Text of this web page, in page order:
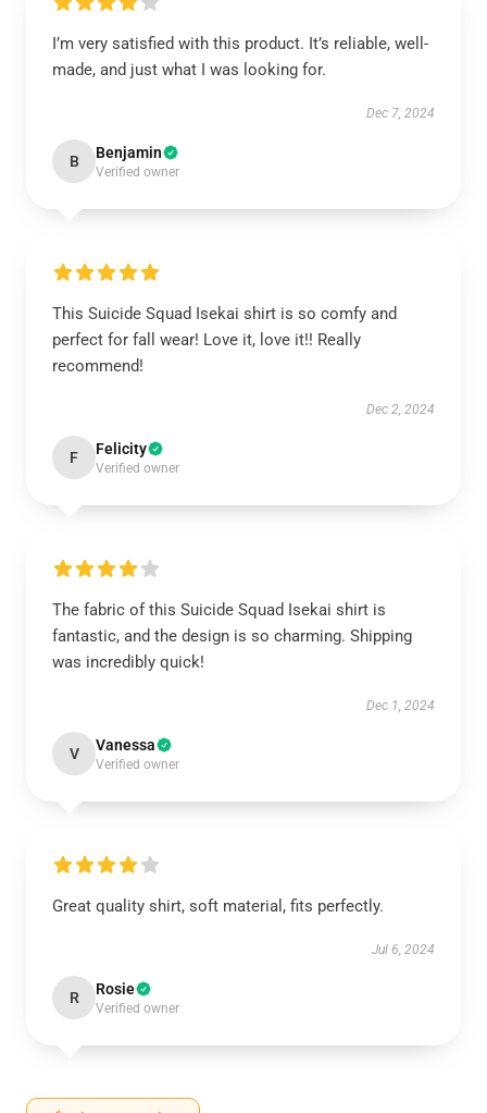
I’m very satisfied with this product. It’s reliable, well-
made, and just what I was looking for.
Dec 7, 2024
B Benjamin
Verified owner
This Suicide Squad Isekai shirt is so comfy and
perfect for fall wear! Love it, love it!! Really
recommend!
Dec 2, 2024
F Felicity
Verified owner
The fabric of this Suicide Squad Isekai shirt is
fantastic, and the design is so charming. Shipping
was incredibly quick!
Dec 1, 2024
V Vanessa
Verified owner
Great quality shirt, soft material, fits perfectly.
Jul 6, 2024
R Rosie
Verified owner